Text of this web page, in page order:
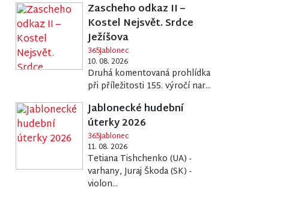
Zascheho odkaz II –
Kostel Nejsvět. Srdce
Ježíšova
365Jablonec
10. 08. 2026
Druhá komentovaná prohlídka
při příležitosti 155. výročí nar...
Jablonecké hudební
úterky 2026
365Jablonec
11. 08. 2026
Tetiana Tishchenko (UA) -
varhany, Juraj Škoda (SK) -
violon...